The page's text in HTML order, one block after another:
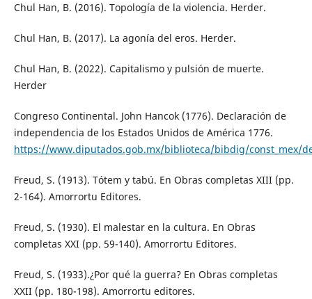
Chul Han, B. (2016). Topología de la violencia. Herder.
Chul Han, B. (2017). La agonía del eros. Herder.
Chul Han, B. (2022). Capitalismo y pulsión de muerte.
Herder
Congreso Continental. John Hancok (1776). Declaración de
independencia de los Estados Unidos de América 1776.
https://www.diputados.gob.mx/biblioteca/bibdig/const_mex/
Freud, S. (1913). Tótem y tabú. En Obras completas XIII (pp.
2-164). Amorrortu Editores.
Freud, S. (1930). El malestar en la cultura. En Obras
completas XXI (pp. 59-140). Amorrortu Editores.
Freud, S. (1933).¿Por qué la guerra? En Obras completas
XXII (pp. 180-198). Amorrortu editores.